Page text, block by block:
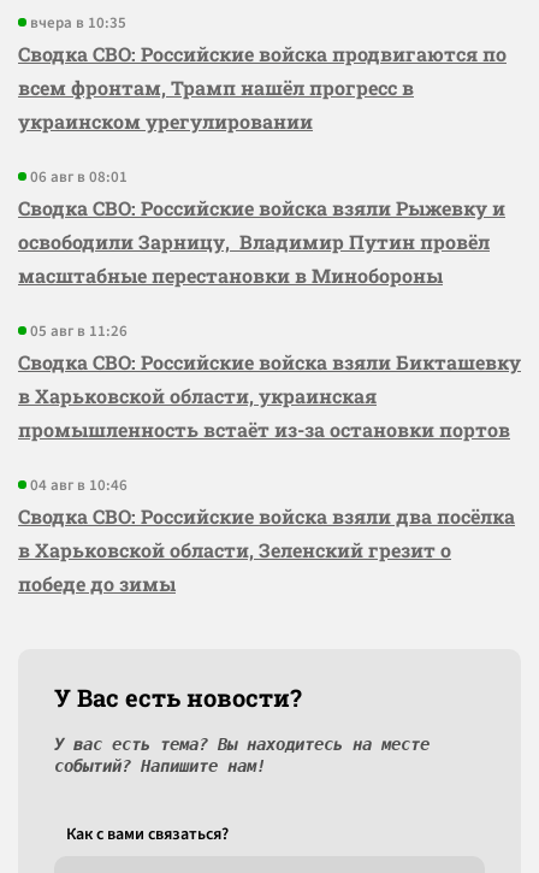
вчера в 10:35
Сводка СВО: Российские войска продвигаются по
всем фронтам, Трамп нашёл прогресс в
украинском урегулировании
06 авг в 08:01
Сводка СВО: Российские войска взяли Рыжевку и
освободили Зарницу, Владимир Путин провёл
масштабные перестановки в Минобороны
05 авг в 11:26
Сводка СВО: Российские войска взяли Бикташевку
в Харьковской области, украинская
промышленность встаёт из-за остановки портов
04 авг в 10:46
Сводка СВО: Российские войска взяли два посёлка
в Харьковской области, Зеленский грезит о
победе до зимы
У Вас есть новости?
У вас есть тема? Вы находитесь на месте
событий? Напишите нам!
Как c вами связаться?